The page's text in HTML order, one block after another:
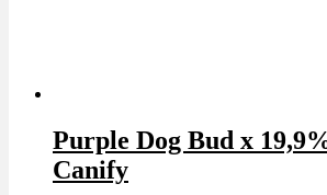
Purple Dog Bud x
Canify